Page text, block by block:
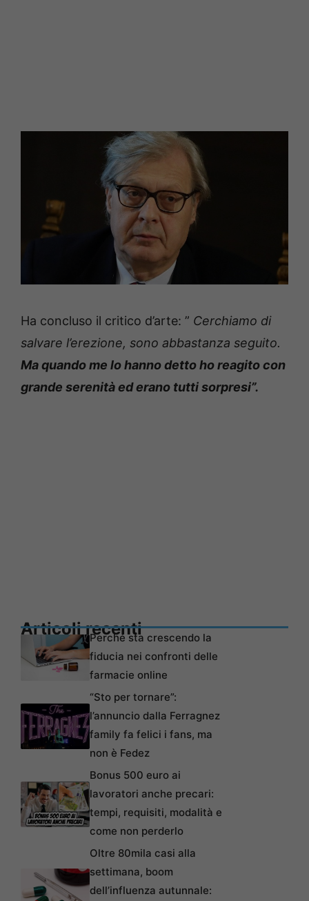
Ha concluso il critico d’arte: ” Cerchiamo di
salvare l’erezione, sono abbastanza seguito.
Ma quando me lo hanno detto ho reagito con
grande serenità ed erano tutti sorpresi”.
Articoli recentiPerché sta crescendo la
fiducia nei confronti delle
farmacie online
“Sto per tornare”:
l’annuncio dalla Ferragnez
family fa felici i fans, ma
non è Fedez
Bonus 500 euro ai
lavoratori anche precari:
tempi, requisiti, modalità e
come non perderlo
Oltre 80mila casi alla
settimana, boom
dell’influenza autunnale: